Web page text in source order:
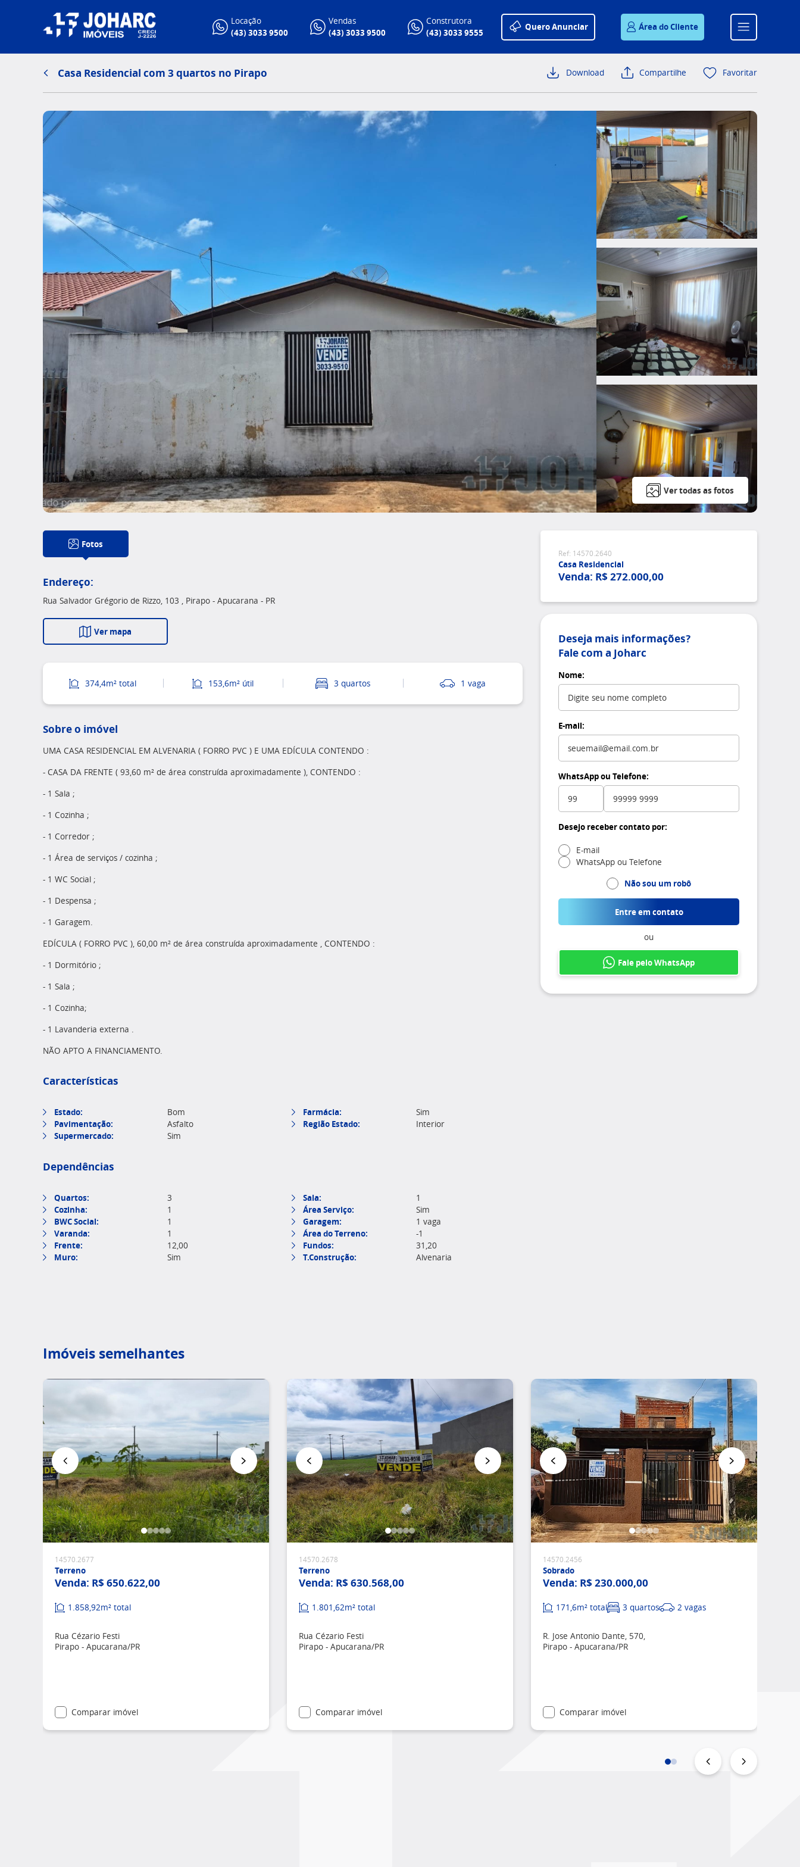
Locação
(43) 3033 9500
Vendas
(43) 3033 9500
Construtora
(43) 3033 9555
Quero Anunciar Área do Cliente
Casa Residencial com 3 quartos no Pirapo Download Compartilhe Favoritar
Ver todas as fotos
Fotos
Endereço:
Rua Salvador Grégorio de Rizzo, 103 , Pirapo - Apucarana - PR
Ver mapa
374,4m² total 153,6m² útil 3 quartos 1 vaga
Ref: 14570.2640
Casa Residencial
Venda: R$ 272.000,00
Deseja mais informações?
Fale com a Joharc
Nome:
E-mail:
WhatsApp ou Telefone:
Desejo receber contato por:
E-mail
WhatsApp ou Telefone
Não sou um robô
Entre em contato
ou
Fale pelo WhatsApp
Sobre o imóvel
UMA CASA RESIDENCIAL EM ALVENARIA ( FORRO PVC ) E UMA EDÍCULA CONTENDO :
- CASA DA FRENTE ( 93,60 m² de área construída aproximadamente ), CONTENDO :
- 1 Sala ;
- 1 Cozinha ;
- 1 Corredor ;
- 1 Área de serviços / cozinha ;
- 1 WC Social ;
- 1 Despensa ;
- 1 Garagem.
EDÍCULA ( FORRO PVC ), 60,00 m² de área construída aproximadamente , CONTENDO :
- 1 Dormitório ;
- 1 Sala ;
- 1 Cozinha;
- 1 Lavanderia externa .
NÃO APTO A FINANCIAMENTO.
Características
Estado: Bom Farmácia: Sim
Pavimentação: Asfalto Região Estado: Interior
Supermercado: Sim
Dependências
Quartos: 3 Sala: 1
Cozinha: 1 Área Serviço: Sim
BWC Social: 1 Garagem: 1 vaga
Varanda: 1 Área do Terreno: -1
Frente: 12,00 Fundos: 31,20
Muro: Sim T.Construção: Alvenaria
Imóveis semelhantes
Favoritar
Comparar imóvel
14570.2677
Terreno
Venda: R$ 650.622,00
1.858,92m² total
Rua Cézario Festi
Pirapo - Apucarana/PR
Favoritar
Comparar imóvel
14570.2678
Terreno
Venda: R$ 630.568,00
1.801,62m² total
Rua Cézario Festi
Pirapo - Apucarana/PR
Favoritar
Comparar imóvel
14570.2456
Sobrado
Venda: R$ 230.000,00
171,6m² total 3 quartos 2 vagas
R. Jose Antonio Dante, 570,
Pirapo - Apucarana/PR